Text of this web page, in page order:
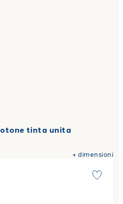
tinta unita
+dimensioni